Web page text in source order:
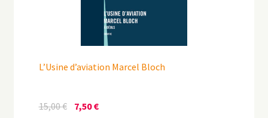
L’Usine d’aviation Marcel Bloch
15,00€ Le
7,50€Le